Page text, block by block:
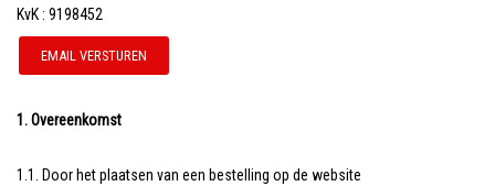
KvK : 9198452
EMAIL VERSTUREN
1. Overeenkomst
1.1. Door het plaatsen van een bestelling op de website